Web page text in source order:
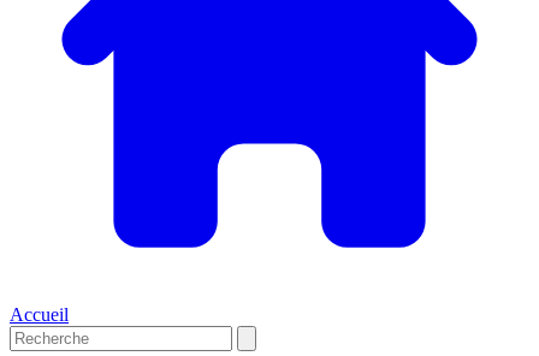
Accueil